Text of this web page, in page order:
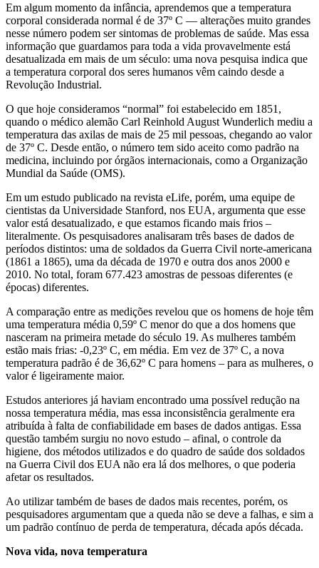
Em algum momento da infância, aprendemos que a temperatura
corporal considerada normal é de 37º C — alterações muito grandes
nesse número podem ser sintomas de problemas de saúde. Mas essa
informação que guardamos para toda a vida provavelmente está
desatualizada em mais de um século: uma nova pesquisa indica que
a temperatura corporal dos seres humanos vêm caindo desde a
Revolução Industrial.
O que hoje consideramos “normal” foi estabelecido em 1851,
quando o médico alemão Carl Reinhold August Wunderlich mediu a
temperatura das axilas de mais de 25 mil pessoas, chegando ao valor
de 37º C. Desde então, o número tem sido aceito como padrão na
medicina, incluindo por órgãos internacionais, como a Organização
Mundial da Saúde (OMS).
Em um estudo publicado na revista eLife, porém, uma equipe de
cientistas da Universidade Stanford, nos EUA, argumenta que esse
valor está desatualizado, e que estamos ficando mais frios –
literalmente. Os pesquisadores analisaram três bases de dados de
períodos distintos: uma de soldados da Guerra Civil norte-americana
(1861 a 1865), uma da década de 1970 e outra dos anos 2000 e
2010. No total, foram 677.423 amostras de pessoas diferentes (e
épocas) diferentes.
A comparação entre as medições revelou que os homens de hoje têm
uma temperatura média 0,59º C menor do que a dos homens que
nasceram na primeira metade do século 19. As mulheres também
estão mais frias: -0,23º C, em média. Em vez de 37º C, a nova
temperatura padrão é de 36,62º C para homens – para as mulheres, o
valor é ligeiramente maior.
Estudos anteriores já haviam encontrado uma possível redução na
nossa temperatura média, mas essa inconsistência geralmente era
atribuída à falta de confiabilidade em bases de dados antigas. Essa
questão também surgiu no novo estudo – afinal, o controle da
higiene, dos métodos utilizados e do quadro de saúde dos soldados
na Guerra Civil dos EUA não era lá dos melhores, o que poderia
afetar os resultados.
Ao utilizar também de bases de dados mais recentes, porém, os
pesquisadores argumentam que a queda não se deve a falhas, e sim a
um padrão contínuo de perda de temperatura, década após década.
Nova vida, nova temperatura